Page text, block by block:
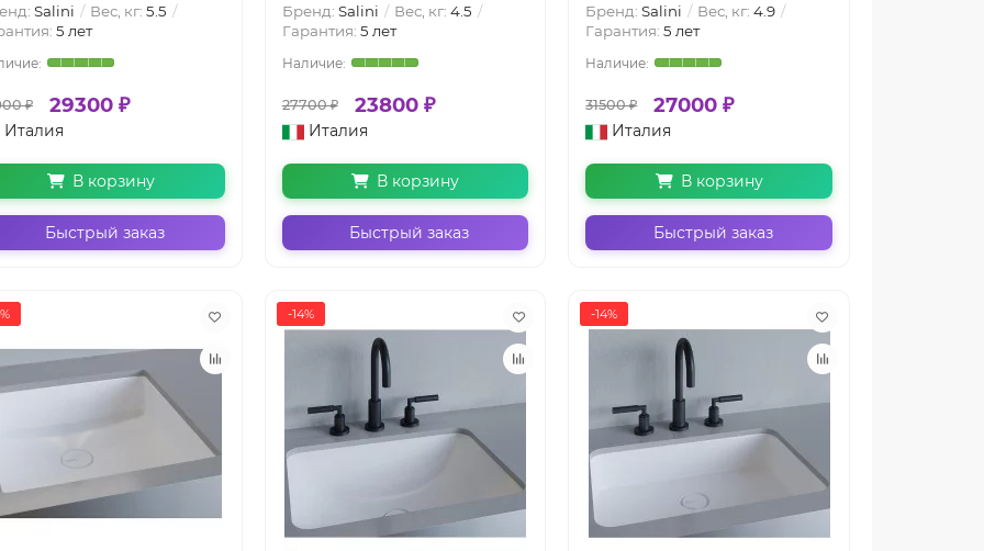
Salini Вес, кг: 5.5
5 лет
₽ 29300 ₽
Италия
В корзину
Быстрый заказ
Бренд: Salini Вес, кг: 4.5
Гарантия: 5 лет
27700 ₽ 23800 ₽
Италия
В корзину
Быстрый заказ
Бренд:Salini Вес, кг:4.9
Гарантия:5 лет
31500 ₽ 27000 ₽
Италия
В корзину
Быстрый заказ
-14% -14%